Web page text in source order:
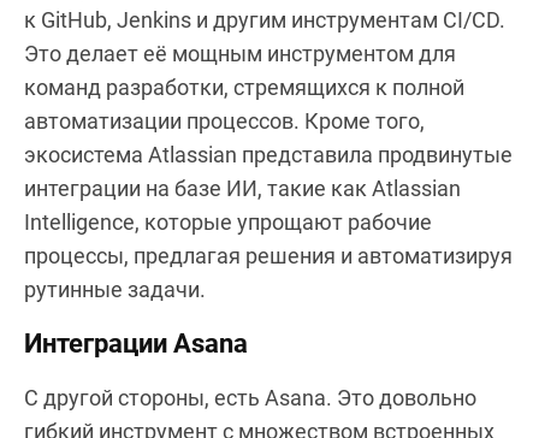
к GitHub, Jenkins и другим инструментам CI/CD.
Это делает её мощным инструментом для
команд разработки, стремящихся к полной
автоматизации процессов. Кроме того,
экосистема Atlassian представила продвинутые
интеграции на базе ИИ, такие как Atlassian
Intelligence, которые упрощают рабочие
процессы, предлагая решения и автоматизируя
рутинные задачи.
Интеграции Asana
С другой стороны, есть Asana. Это довольно
гибкий инструмент с множеством встроенных